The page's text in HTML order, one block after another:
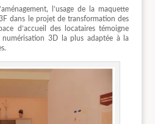
l’usage de la maquette
dans le projet de transformation des
d’accueil des locataires témoigne
numérisation 3D la plus adaptée à la